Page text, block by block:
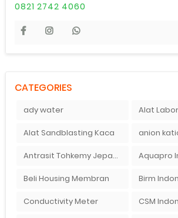
0821 2742 4060
CATEGORIES
ady water
Alat Sandblasting Kaca anion
Antrasit Tohkemy Jepang Indonesia Aquapro
Beli Housing Membran Birm
Conductivity Meter CSM